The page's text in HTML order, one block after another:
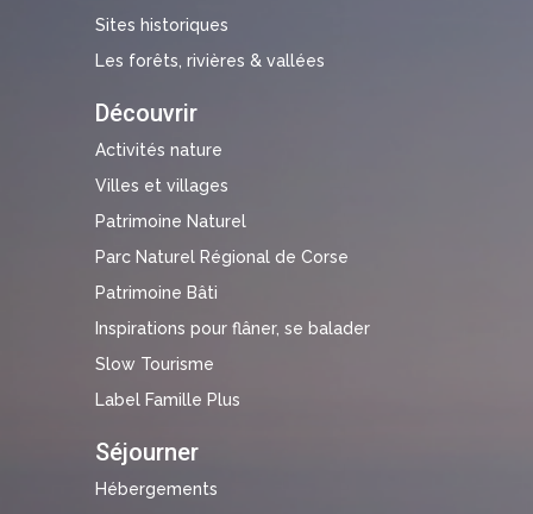
Sites historiques
Les forêts, rivières & vallées
Découvrir
Activités nature
Villes et villages
Patrimoine Naturel
Parc Naturel Régional de Corse
Patrimoine Bâti
Inspirations pour flâner, se balader
Slow Tourisme
Label Famille Plus
Séjourner
Hébergements